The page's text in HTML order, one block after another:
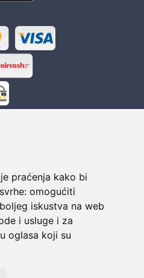
praćenja kako bi
omogućiti
iskustva na web
i usluge i za
oglasa koji su
obročno plaćanje
bez kamata